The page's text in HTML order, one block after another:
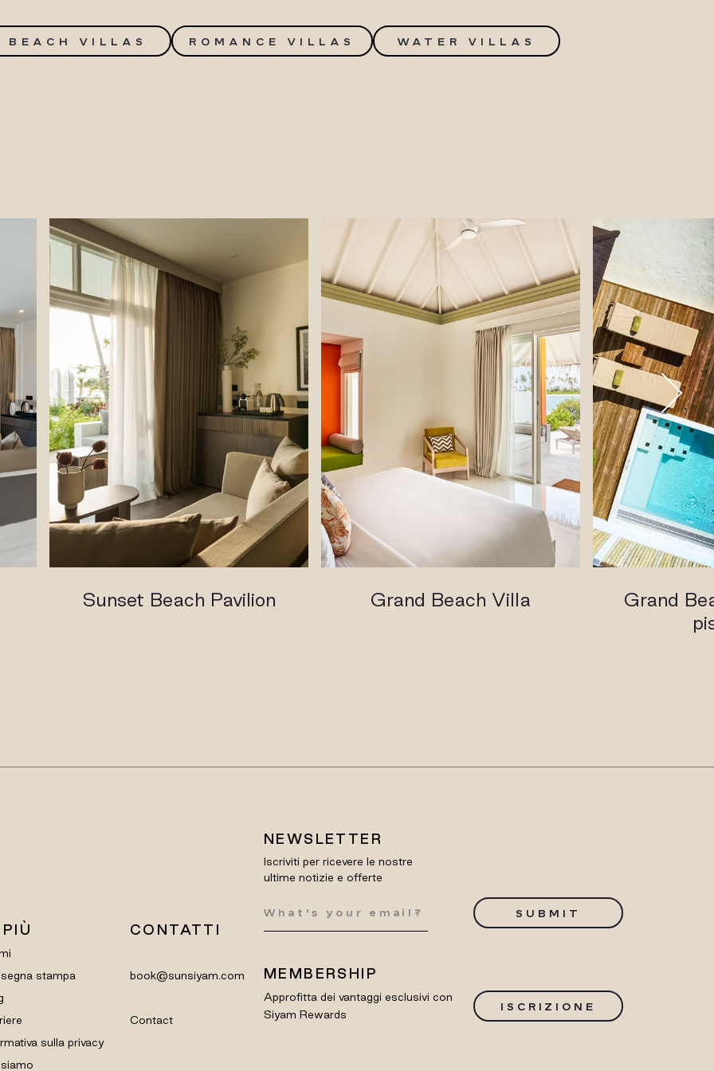
BEACH VILLAS ROMANCE VILLAS WATER VILLAS
Sunset Beach Pavilion Grand Beach Villa
Grand
stampa
sulla privacy
CONTATTI
book@sunsiyam.com
Contact
NEWSLETTER
Iscriviti per ricevere le nostre
ultime notizie e offerte
SUBMIT
MEMBERSHIP
Approfitta dei vantaggi esclusivi con
Siyam Rewards
ISCRIZIONE